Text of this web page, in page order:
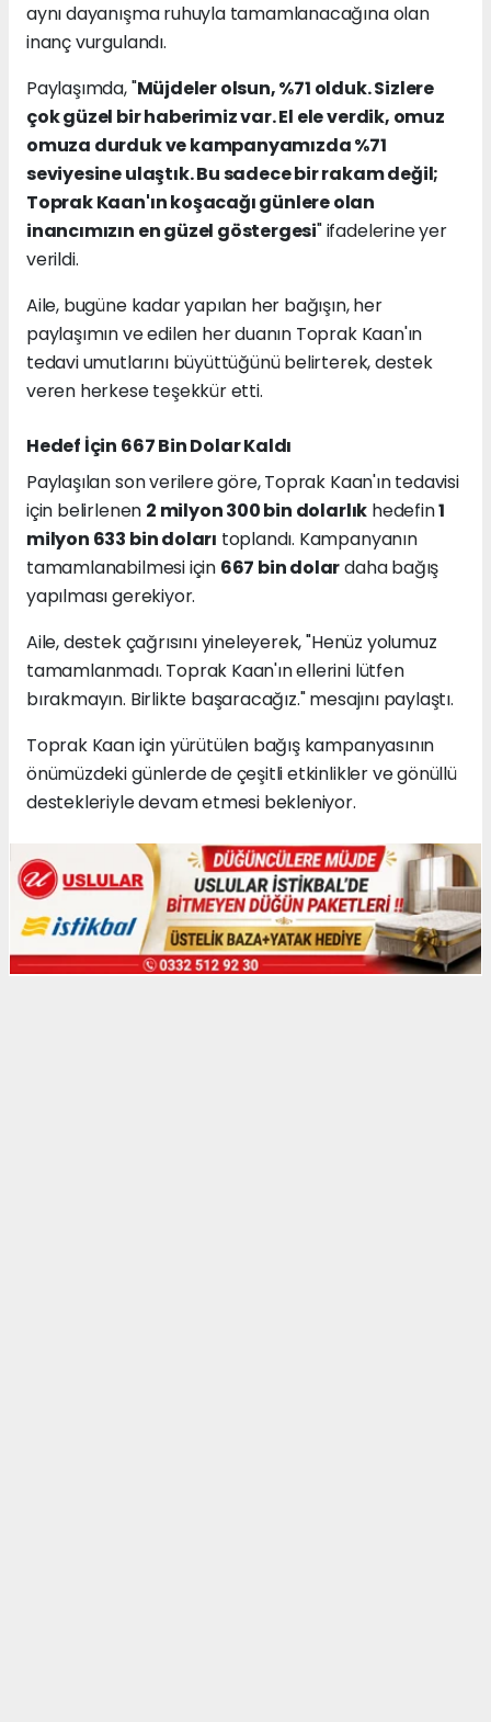
aynı dayanışma ruhuyla tamamlanacağına olan
inanç vurgulandı.
Paylaşımda, "Müjdeler olsun, %71 olduk. Sizlere
çok güzel bir haberimiz var. El ele verdik, omuz
omuza durduk ve kampanyamızda %71
seviyesine ulaştık. Bu sadece bir rakam değil;
Toprak Kaan'ın koşacağı günlere olan
inancımızın en güzel göstergesi" ifadelerine yer
verildi.
Aile, bugüne kadar yapılan her bağışın, her
paylaşımın ve edilen her duanın Toprak Kaan'ın
tedavi umutlarını büyüttüğünü belirterek, destek
veren herkese teşekkür etti.
Hedef İçin 667 Bin Dolar Kaldı
Paylaşılan son verilere göre, Toprak Kaan'ın tedavisi
için belirlenen 2 milyon 300 bin dolarlık hedefin1
milyon 633 bin doları toplandı. Kampanyanın
tamamlanabilmesi için 667 bin dolardaha bağış
yapılması gerekiyor.
Aile, destek çağrısını yineleyerek, "Henüz yolumuz
tamamlanmadı. Toprak Kaan'ın ellerini lütfen
bırakmayın. Birlikte başaracağız." mesajını paylaştı.
Toprak Kaan için yürütülen bağış kampanyasının
önümüzdeki günlerde de çeşitli etkinlikler ve gönüllü
destekleriyle devam etmesi bekleniyor.